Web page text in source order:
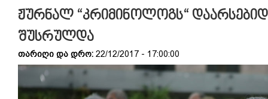
ჟურნალ “კრიმინოლოგს“
შუსრულდა
თარიღი და დრო: 22/12/2017 - 17:00:00